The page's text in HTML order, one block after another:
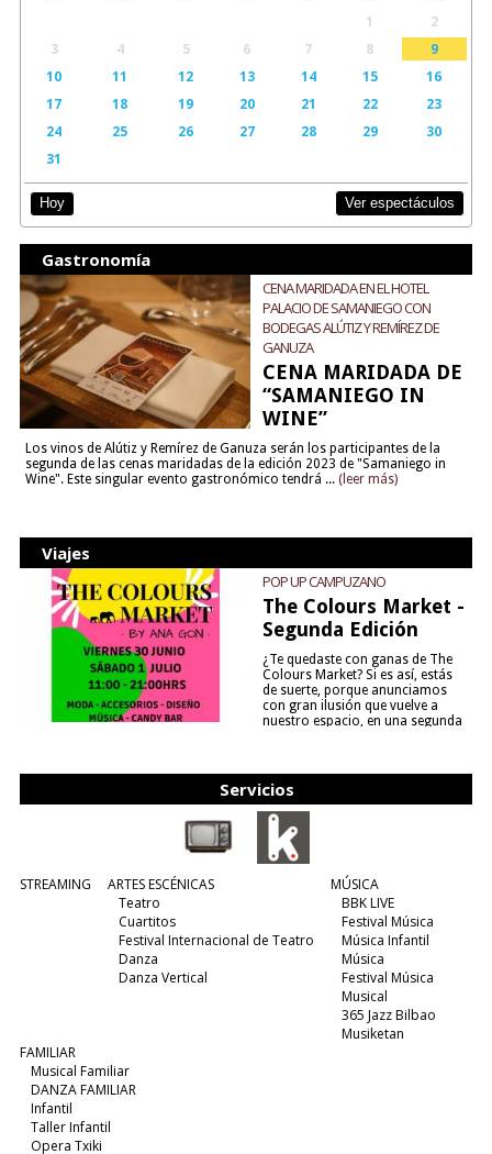
1
2
3
4 5 6 7 8
9
10
11 12 13 14 15
16
17
18 19 20 21 22
23
24
25 26 27 28 29
30
31
Hoy Ver espectáculos
Gastronomía
CENA MARIDADA EN EL HOTEL
PALACIO DE SAMANIEGO CON
BODEGAS ALÚTIZ Y REMÍREZ DE
GANUZA
CENA MARIDADA DE
“SAMANIEGO IN
WINE”
Los vinos de Alútiz y Remírez de Ganuza serán los participantes de la
segunda de las cenas maridadas de la edición 2023 de "Samaniego in
Wine". Este singular evento gastronómico tendrá ... (leer más)
Viajes
POP UP CAMPUZANO
The Colours Market -
Segunda Edición
¿Te quedaste con ganas de The
Colours Market? Si es así, estás
de suerte, porque anunciamos
con gran ilusión que vuelve a
nuestro espacio, en una segunda
Servicios
STREAMING
ARTES ESCÉNICAS
Teatro
Cuartitos
Festival Internacional de Teatro
Danza
Danza Vertical
MÚSICA
BBK LIVE
Festival Música
Música Infantil
Música
Festival Música
Musical
365 Jazz Bilbao
Musiketan
FAMILIAR
Musical Familiar
DANZA FAMILIAR
Infantil
Taller Infantil
Opera Txiki